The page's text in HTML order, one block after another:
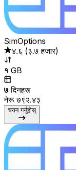
SimOptions
४.६ (३.७ हजार)
१ GB
७ दिनहरू
नेरू ७९२.४३
चयन गर्नुहोस्